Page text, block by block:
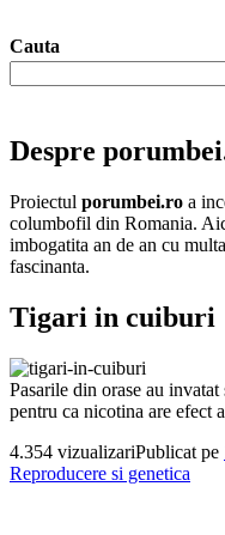
Cauta
Despre
Proiectul porumbei.ro a
columbofil din Romania.
imbogatita an de an cu
fascinanta.
Tigari in cuiburi
Pasarile din orase au
pentru ca nicotina are efect
4.354 vizualizariPublicat pe
Reproducere si genetica